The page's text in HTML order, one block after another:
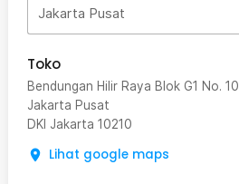
Jakarta Pusat
Toko
Bendungan Hilir Raya Blok G1 No. 10
Jakarta Pusat
DKI Jakarta 10210
Lihat google maps